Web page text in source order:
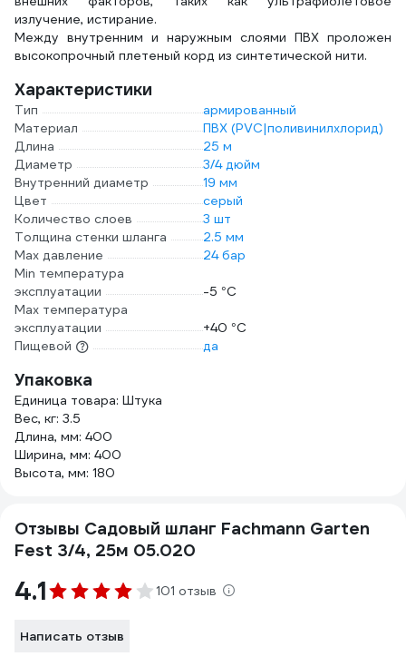
излучение, истирание.
Между внутренним и наружным слоями ПВХ проложен
высокопрочный плетеный корд из синтетической нити.
Характеристики
Тип
армированный
Материал
ПВХ (PVC|поливинилхлорид)
Длина
25 м
Диаметр
3/4 дюйм
Внутренний диаметр
19 мм
Цвет
серый
Количество слоев
3 шт
Толщина стенки шланга
2.5 мм
Max давление
24 бар
Min температура
эксплуатации
-5 °С
Мах температура
эксплуатации
+40 °С
Пищевой
да
Упаковка
Единица товара: Штука
Вес, кг: 3.5
Длина, мм: 400
Ширина, мм: 400
Высота, мм: 180
Отзывы Садовый шланг Fachmann Garten
Fest 3/4, 25м 05.020
4.1 101 отзыв
Написать отзыв